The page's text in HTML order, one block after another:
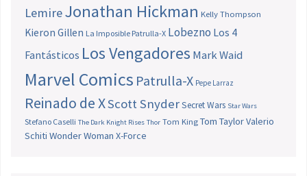
LemireJonathan Hickman Kelly Thompson
Kieron Gillen La Imposible Patrulla-X Lobezno Los 4
Fantásticos Los Vengadores Mark Waid
Marvel Comics Patrulla-X Pepe Larraz
Reinado de XScott SnyderSecret Wars Star Wars
Stefano Caselli The Dark Knight Rises Thor Tom King Tom TaylorValerio
Schiti Wonder Woman X-Force